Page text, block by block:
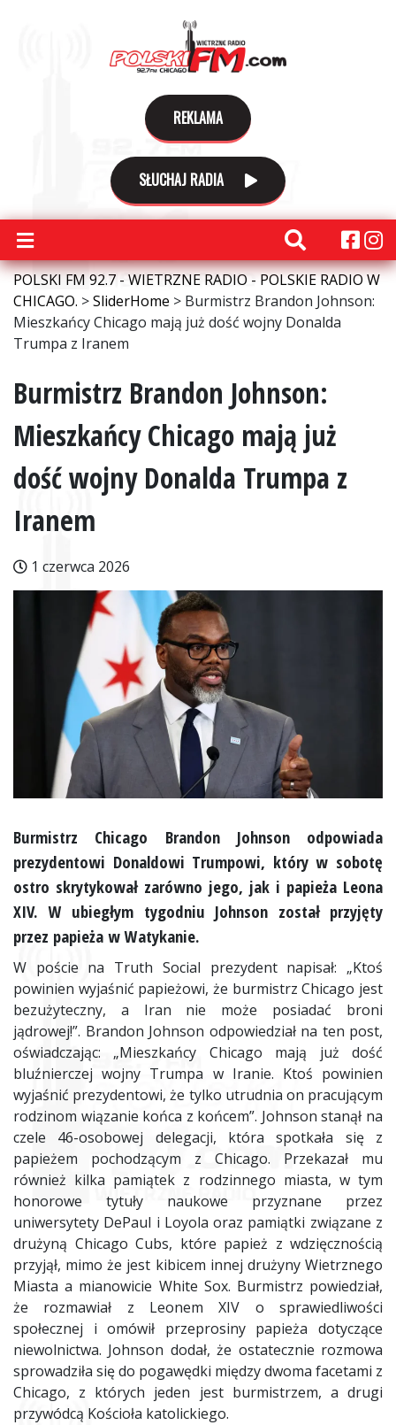
REKLAMA
SŁUCHAJ RADIA
POLSKI FM 92.7 - WIETRZNE RADIO - POLSKIE RADIO W
CHICAGO. >SliderHome > Burmistrz Brandon Johnson:
Mieszkańcy Chicago mają już dość wojny Donalda
Trumpa z Iranem
Burmistrz Brandon Johnson:
Mieszkańcy Chicago mają już
dość wojny Donalda Trumpa z
Iranem
1 czerwca 2026
Burmistrz Chicago Brandon Johnson odpowiada
prezydentowi Donaldowi Trumpowi, który w sobotę
ostro skrytykował zarówno jego, jak i papieża Leona
XIV. W ubiegłym tygodniu Johnson został przyjęty
przez papieża w Watykanie.
W poście na Truth Social prezydent napisał: „Ktoś
powinien wyjaśnić papieżowi, że burmistrz Chicago jest
bezużyteczny, a Iran nie może posiadać broni
jądrowej!”. Brandon Johnson odpowiedział na ten post,
oświadczając: „Mieszkańcy Chicago mają już dość
bluźnierczej wojny Trumpa w Iranie. Ktoś powinien
wyjaśnić prezydentowi, że tylko utrudnia on pracującym
rodzinom wiązanie końca z końcem”. Johnson stanął na
czele 46-osobowej delegacji, która spotkała się z
papieżem pochodzącym z Chicago. Przekazał mu
również kilka pamiątek z rodzinnego miasta, w tym
honorowe tytuły naukowe przyznane przez
uniwersytety DePaul i Loyola oraz pamiątki związane z
drużyną Chicago Cubs, które papież z wdzięcznością
przyjął, mimo że jest kibicem innej drużyny Wietrznego
Miasta a mianowicie White Sox. Burmistrz powiedział,
że rozmawiał z Leonem XIV o sprawiedliwości
społecznej i omówił przeprosiny papieża dotyczące
niewolnictwa. Johnson dodał, że ostatecznie rozmowa
sprowadziła się do pogawędki między dwoma facetami z
Chicago, z których jeden jest burmistrzem, a drugi
przywódcą Kościoła katolickiego.